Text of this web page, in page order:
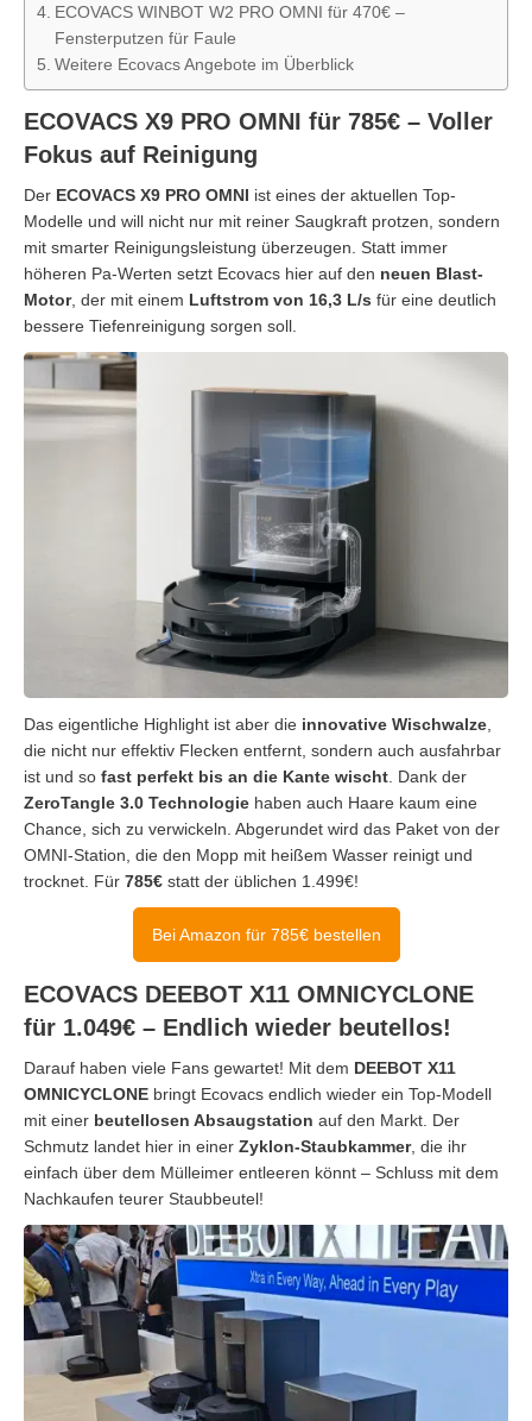
ECOVACS WINBOT W2 PRO OMNI für 470€ –
Fensterputzen für Faule
Weitere Ecovacs Angebote im Überblick
ECOVACS X9 PRO OMNI für 785€ – Voller
Fokus auf Reinigung
Der ECOVACS X9 PRO OMNI ist eines der aktuellen Top-
Modelle und will nicht nur mit reiner Saugkraft protzen, sondern
mit smarter Reinigungsleistung überzeugen. Statt immer
höheren Pa-Werten setzt Ecovacs hier auf den neuen Blast-
Motor, der mit einem Luftstrom von 16,3 L/s für eine deutlich
bessere Tiefenreinigung sorgen soll.
Das eigentliche Highlight ist aber die innovative Wischwalze
die nicht nur effektiv Flecken entfernt, sondern auch ausfahrbar
ist und so fast perfekt bis an die Kante wischt . Dank der
ZeroTangle 3.0 Technologie haben auch Haare kaum eine
Chance, sich zu verwickeln. Abgerundet wird das Paket von der
OMNI-Station, die den Mopp mit heißem Wasser reinigt und
trocknet. Für 785€ statt der üblichen 1.499€!
Bei Amazon für 785€ bestellen
ECOVACS DEEBOT X11 OMNICYCLONE
für 1.049€ – Endlich wieder beutellos!
Darauf haben viele Fans gewartet! Mit dem DEEBOT X11
OMNICYCLONE bringt Ecovacs endlich wieder ein Top-Modell
mit einer beutellosen Absaugstation auf den Markt. Der
Schmutz landet hier in einer Zyklon-Staubkammer, die ihr
einfach über dem Mülleimer entleeren könnt – Schluss mit dem
Nachkaufen teurer Staubbeutel!